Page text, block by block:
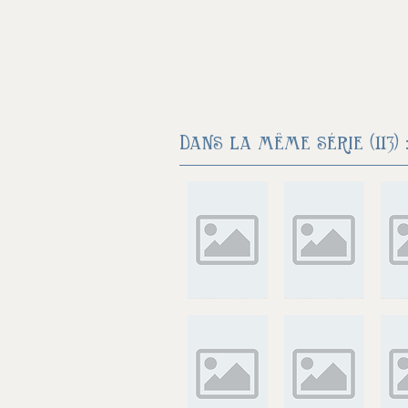
Dans la même série (113) :